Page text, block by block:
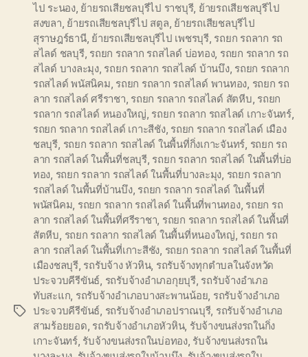
Tags
ไป ระนอง, ย้ายรถเสียชลบุรีไป ราชบุรี, ย้ายรถเสียชลบุรีไป
สงขลา ย้ายรถเสียชลบุรีไป สตูล ย้ายรถเสียชลบุรีไป
สุราษฎร์ธานี, ย้ายรถเสียชลบุรีไป เพชรบุรี, รถยก รถลาก รถ
สไลด์ ชลบุรี, รถยก รถลาก รถสไลด์ บ่อทอง, รถยก รถลาก รถ
สไลด์ บางละมุง, รถยก รถลาก รถสไลด์ บ้านบึง, รถยก รถลาก
รถสไลด์ พนัสนิคม รถยก รถลาก รถสไลด์ พานทอง รถยก รถ
ลาก รถสไลด์ ศรีราชา รถยก รถลาก รถสไลด์ สัตหีบ รถยก
รถลาก รถสไลด์ หนองใหญ่ รถยก รถลาก รถสไลด์ เกาะจันทร์,
รถยก รถลาก รถสไลด์ เกาะสีชัง, รถยก รถลาก รถสไลด์ เมือง
ชลบุรี รถยก รถลาก รถสไลด์ ในพื้นที่กิ่งเกาะจันทร์ รถยก รถ
ลาก รถสไลด์ ในพื้นที่ชลบุรี, รถยก รถลาก รถสไลด์ ในพื้นที่บ่อ
ทอง รถยก รถลาก รถสไลด์ ในพื้นที่บางละมุง รถยก รถลาก
รถสไลด์ ในพื้นที่บ้านบึง, รถยก รถลาก รถสไลด์ ในพื้นที่
พนัสนิคม รถยก รถลาก รถสไลด์ ในพื้นที่พานทอง, รถยก รถ
ลาก รถสไลด์ ในพื้นที่ศรีราชา รถยก รถลาก รถสไลด์ ในพื้นที่
สัตหีบ รถยก รถลาก รถสไลด์ ในพื้นที่หนองใหญ่ รถยก รถ
ลาก รถสไลด์ ในพื้นที่เกาะสีชัง รถยก รถลาก รถสไลด์ ในพื้นที่
เมืองชลบุรี, รถรับจ้าง หัวหิน, รถรับจ้างทุกตำบลในจังหวัด
ประจวบคีรีขันธ์ รถรับจ้างอำเภอกุยบุรี, รถรับจ้างอำเภอ
ทับสะแก รถรับจ้างอำเภอบางสะพานน้อย รถรับจ้างอำเภอ
ประจวบคีรีขันธ์ รถรับจ้างอำเภอปราณบุรี, รถรับจ้างอำเภอ
สามร้อยยอด รถรับจ้างอำเภอหัวหิน, รับจ้างขนส่งรถในกิ่ง
เกาะจันทร์, รับจ้างขนส่งรถในบ่อทอง, รับจ้างขนส่งรถใน